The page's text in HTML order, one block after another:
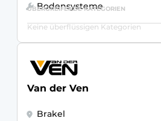
Bodensysteme
ÜBERGREIFENDE KATEGORIEN
Keine überflüssigen Kategorien
Van der Ven
Brakel